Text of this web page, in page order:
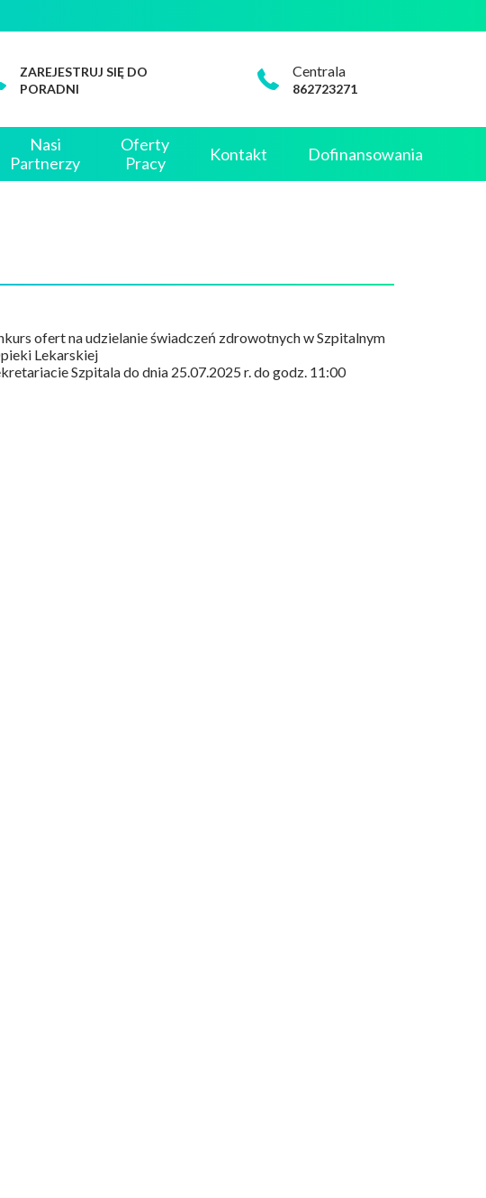
ZAREJESTRUJ SIĘ DO
PORADNI
Centrala
862723271
Nasi
Partnerzy
Oferty
Pracy
Kontakt Dofinansowania
ofert na udzielanie świadczeń zdrowotnych w Szpitalnym
Lekarskiej
Szpitala do dnia 25.07.2025 r. do godz. 11:00